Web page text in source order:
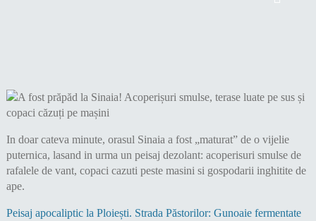
In doar cateva minute, orasul Sinaia a fost „maturat” de o vijelie
puternica, lasand in urma un peisaj dezolant: acoperisuri smulse de
rafalele de vant, copaci cazuti peste masini si gospodarii inghitite de
ape.
Peisaj apocaliptic la Ploiești. Strada Păstorilor: Gunoaie fermentate